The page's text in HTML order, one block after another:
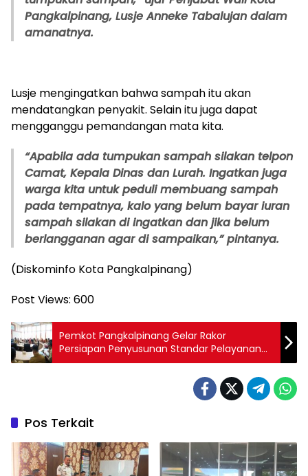
Pangkalpinang, Lusje Anneke Tabalujan dalam
amanatnya.
Lusje mengingatkan bahwa sampah itu akan
mendatangkan penyakit. Selain itu juga dapat
mengganggu pemandangan mata kita.
“Apabila ada tumpukan sampah silakan telpon
Camat, Kepala Dinas dan Lurah. Ingatkan juga
warga kita untuk peduli membuang sampah
pada tempatnya, kalo yang belum bayar iuran
sampah silakan di ingatkan dan jika belum
berlangganan agar di sampaikan,” pintanya.
(Diskominfo Kota Pangkalpinang)
Post Views: 600
Pemkot Pangkalpinang Gelar Rakor
Persiapan Penyusunan Standar Pelayanan
Minimal (SPM)
Pos Terkait